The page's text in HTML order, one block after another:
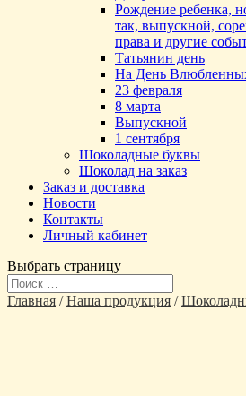
Рождение ребенка,
так, выпускной,
права и другие
Татьянин день
На День
23 февраля
8 марта
Выпускной
1 сентября
Шоколадные буквы
Шоколад на заказ
Заказ и доставка
Новости
Контакты
Личный кабинет
Выбрать страницу
Главная /Наша продукция /